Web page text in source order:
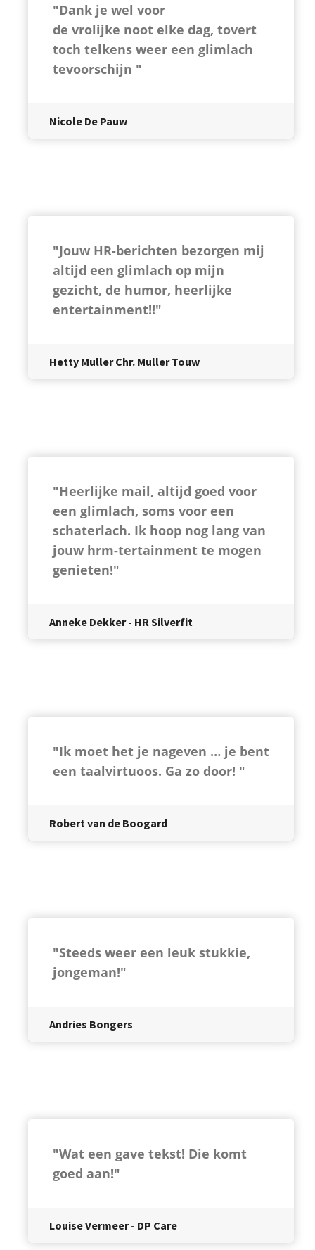
"Dank je wel voor
de vrolijke noot elke dag, tovert
toch telkens weer een glimlach
tevoorschijn "
Nicole De Pauw
"Jouw HR-berichten bezorgen mij
altijd een glimlach op mijn
gezicht, de humor, heerlijke
entertainment!!"
Hetty Muller Chr. Muller Touw
"Heerlijke mail, altijd goed voor
een glimlach, soms voor een
schaterlach. Ik hoop nog lang van
jouw hrm-tertainment te mogen
genieten!"
Anneke Dekker - HR Silverfit
"Ik moet het je nageven … je bent
een taalvirtuoos. Ga zo door! "
Robert van de Boogard
"Steeds weer een leuk stukkie,
jongeman!"
Andries Bongers
"Wat een gave tekst! Die komt
goed aan!"
Louise Vermeer - DP Care